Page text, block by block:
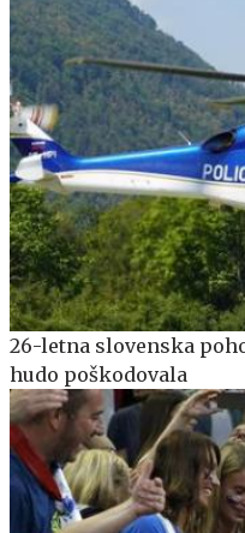
26-letna slovenska
hudo poškodovala